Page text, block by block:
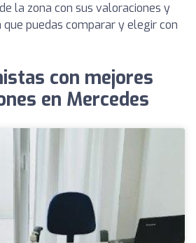
la zona con sus valoraciones y
puedas comparar y elegir con
con mejores
en Mercedes